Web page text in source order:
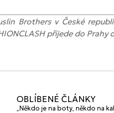
Brothers v České
přijede do Prahy
OBLÍBENÉ ČLÁNKY
„Někdo je na boty, někdo na